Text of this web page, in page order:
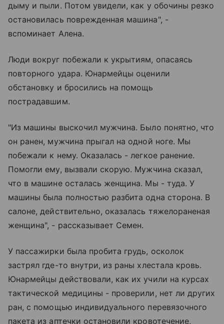
дыму и пыли. Потом увидели, как у обочины резко
остановилась поврежденная машина", -
вспоминает Алена.
Люди вокруг побежали к укрытиям, опасаясь
повторного удара. Юнармейцы оценили
обстановку и бросились на помощь
пострадавшим.
"Из машины выскочил мужчина. Было понятно, что
он ранен, мужчина прыгал на одной ноге. Мы
побежали к нему. Оказалась - легкое ранение.
Помогли ему, вызвали скорую. Мужчина сказал,
что в машине осталась женщина. Мы - туда. У
машины была полностью разбита одна сторона. В
салоне, действительно, оказалась тяжелораненая
женщина", - рассказывает Семен.
У пассажирки была пробита грудь, осколок
застрял где-то внутри, из раны хлестала кровь.
Юнармейцы действовали, как их учили на курсах
тактической медицины - проверили, нет ли других
ран, с помощью индивидуального перевязочного
пакета из аптечки остановили кровотечение,